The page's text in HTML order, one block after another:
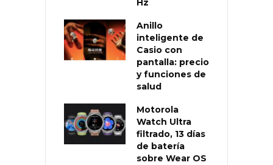
Hz
Anillo
inteligente de
Casio con
pantalla: precio
y funciones de
salud
Motorola
Watch Ultra
filtrado, 13 días
de batería
sobre Wear OS